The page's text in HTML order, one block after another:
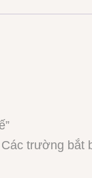
Các trường bắt